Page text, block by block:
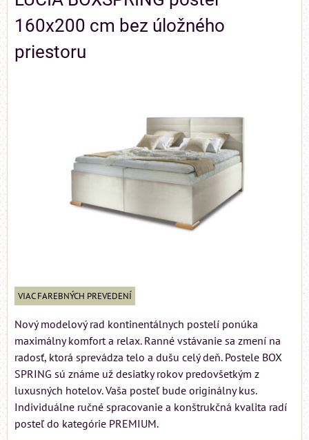
160x200 cm bez úložného
priestoru
VIAC FAREBNÝCH PREVEDENÍ
Nový modelový rad kontinentálnych postelí ponúka
maximálny komfort a relax. Ranné vstávanie sa zmení na
radosť, ktorá sprevádza telo a dušu celý deň. Postele BOX
SPRING sú známe už desiatky rokov predovšetkým z
luxusných hotelov. Vaša posteľ bude originálny kus.
Individuálne ručné spracovanie a konštrukčná kvalita radí
posteľ do kategórie PREMIUM.